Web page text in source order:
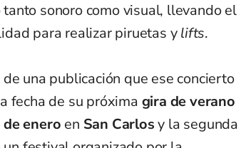
sonoro como visual, llevando el
para realizar piruetas ylifts.
una publicación que ese concierto
fecha de su próxima gira de verano
de enero en San Carlosy la segunda